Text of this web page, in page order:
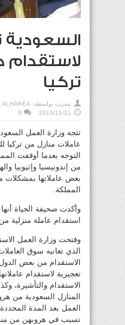
السعودية
تركيا
نشرت بواسطة: ALHAKEA
2013/11/11
0
تتجه وزارة العمل
عاملات منازل من تركيا
التوجه بعدما أوقفت
من إندونيسيا وإثيوبيا
بعض عاملاتها بمشكلات
المملكة.
وأكدت صحيفة الحياة
استقدام عاملة منزلية
وفتحت وزارة العمل
الذي تعانيه سوق
الاستقدام من بعض
تعجيزية لاستقدام
الاستقدام والتأشيرة،
المنازل السعودية من
العمل بعد المدة
تسبب في هروبهن من